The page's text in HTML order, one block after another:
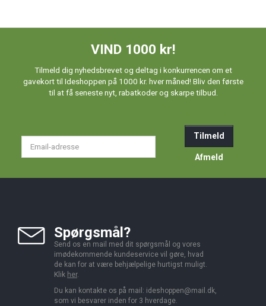
VIND 1000 kr!
Tilmeld dig nyhedsbrevet og deltag i konkurrencen om et
gavekort til Ideshoppen på 1000 kr. hver måned! Bliv den første
til at få seneste nyt, rabatkoder og skarpe tilbud.
Tilmeld
Afmeld
Spørgsmål?
Send os en mail med dit spørgsmål og vores
imødekommende kundeservice vil gøre, hvad
de kan for at være behjælpelige hurtigst muligt.
Klik her.
Du kan kontakte os på mail: ideshoppen@mail.dk,
som vi besvarer inden for 3 hverdage.